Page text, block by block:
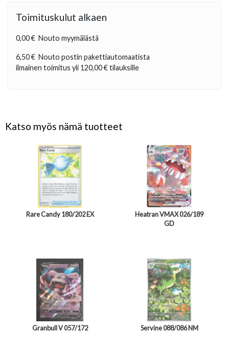
Toimituskulut alkaen
0,00 € Nouto myymälästä
6,50 € Nouto postin pakettiautomaatista
ilmainen toimitus yli 120,00 €tilauksille
Katso myös nämä tuotteet
Rare Candy 180/202 EX
Heatran VMAX 026/189
GD
Granbull V 057/172 Servine 088/086 NM